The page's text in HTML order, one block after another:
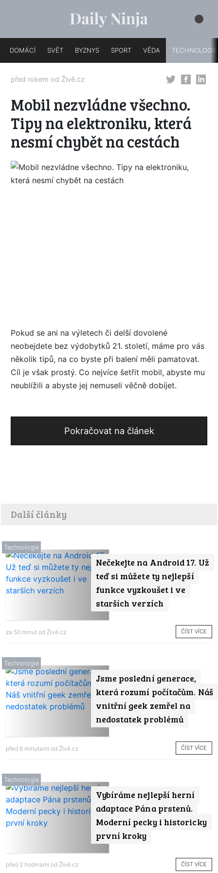
DOMÁCÍ SVĚT BYZNYS SPORT VĚDA TECHNOLOGIE
před rokem od Živě.cz
Mobil nezvládne všechno.
Tipy na elektroniku, která
nesmí chybět na cestách
Pokud se ani na výletech či delší dovolené
neobejdete bez výdobytků 21. století, máme pro vás
několik tipů, na co byste při balení měli pamatovat.
Cíl je však prostý. Co nejvíce šetřit mobil, abyste mu
neublížili a abyste jej nemuseli věčně dobíjet.
Pokračovat na článek
Další články
Nečekejte na Android 17. Už
teď si můžete ty nejlepší
funkce vyzkoušet i ve
starších verzích
Technologie
za 50 minut od Živě.cz ČÍST VÍCE
Jsme poslední generace,
která rozumí počítačům. Náš
vnitřní geek zemřel na
nedostatek problémů
Technologie
před 6 minutami od Živě.cz ČÍST VÍCE
Vybíráme nejlepší herní
adaptace Pána prstenů.
Moderní pecky i historicky
první kroky
Technologie
před 2 hodinami od Živě.cz ČÍST VÍCE